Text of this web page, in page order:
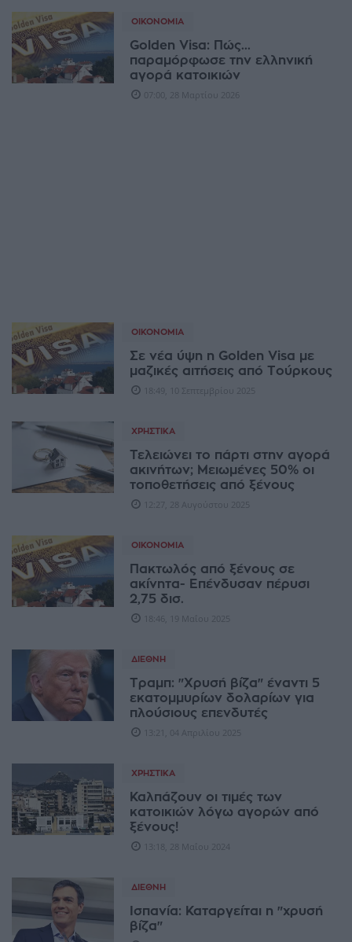
ΟΙΚΟΝΟΜΊΑ
Golden Visa: Πώς...
παραμόρφωσε την ελληνική
αγορά κατοικιών
07:00, 28 Μαρτίου 2026
ΟΙΚΟΝΟΜΊΑ
Σε νέα ύψη η Golden Visa με
μαζικές αιτήσεις από Τούρκους
18:49, 10 Σεπτεμβρίου 2025
ΧΡΗΣΤΙΚΆ
Τελειώνει το πάρτι στην αγορά
ακινήτων; Μειωμένες 50% οι
τοποθετήσεις από ξένους
12:27, 28 Αυγούστου 2025
ΟΙΚΟΝΟΜΊΑ
Πακτωλός από ξένους σε
ακίνητα- Επένδυσαν πέρυσι
2,75 δισ.
18:46, 19 Μαΐου 2025
ΔΙΕΘΝΉ
Τραμπ: "Χρυσή βίζα" έναντι 5
εκατομμυρίων δολαρίων για
πλούσιους επενδυτές
13:21, 04 Απριλίου 2025
ΧΡΗΣΤΙΚΆ
Καλπάζουν οι τιμές των
κατοικιών λόγω αγορών από
ξένους!
13:18, 28 Μαΐου 2024
ΔΙΕΘΝΉ
Ισπανία: Καταργείται η "χρυσή
βίζα"